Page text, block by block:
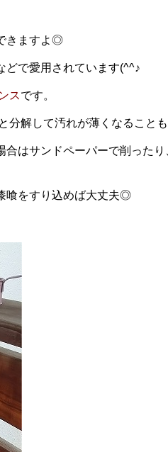
きますよ◎
どで愛用されています(^^♪
スです。
解して汚れが薄くなることも
はサンドペーパーで削った
喰をすり込めば大丈夫◎